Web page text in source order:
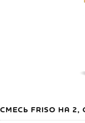
СМЕСЬ FRISO HA